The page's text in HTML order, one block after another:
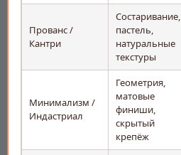
Прованс /
Кантри
Состаривание,
пастель,
натуральные
текстуры
Минимализм /
Индастриал
Геометрия,
матовые
финиши,
скрытый
крепёж